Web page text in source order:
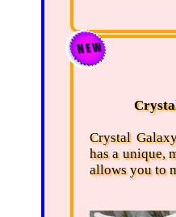
Crystal
has a unique,
allows you to